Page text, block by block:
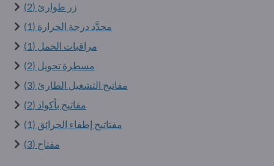
زر طوارئ (2)
محدَّد درجة الحرارة (1)
مراقبات الحمل (1)
مسطرة تحويل (2)
مفاتيح التشغيل الطارئ (3)
مفاتيح بأكواد (2)
مفتاتيح إطفاء الحرائق (1)
مفتاح (3)